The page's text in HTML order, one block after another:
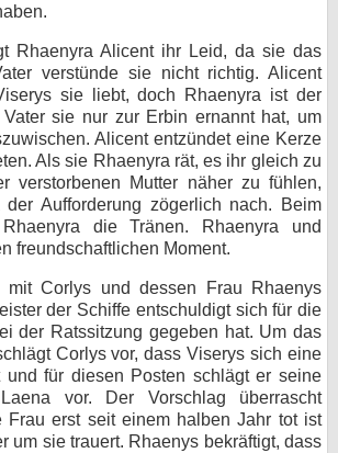
Rhaenyra Alicent ihr Leid, da sie das
verstünde sie nicht richtig. Alicent
sie liebt, doch Rhaenyra ist der
sie nur zur Erbin ernannt hat, um
Alicent entzündet eine Kerze
Als sie Rhaenyra rät, es ihr gleich zu
verstorbenen Mutter näher zu fühlen,
der Aufforderung zögerlich nach. Beim
die Tränen. Rhaenyra und
freundschaftlichen Moment.
mit Corlys und dessen Frau Rhaenys
der Schiffe entschuldigt sich für die
der Ratssitzung gegeben hat. Um das
Corlys vor, dass Viserys sich eine
und für diesen Posten schlägt er seine
vor. Der Vorschlag überrascht
Frau erst seit einem halben Jahr tot ist
um sie trauert. Rhaenys bekräftigt, dass